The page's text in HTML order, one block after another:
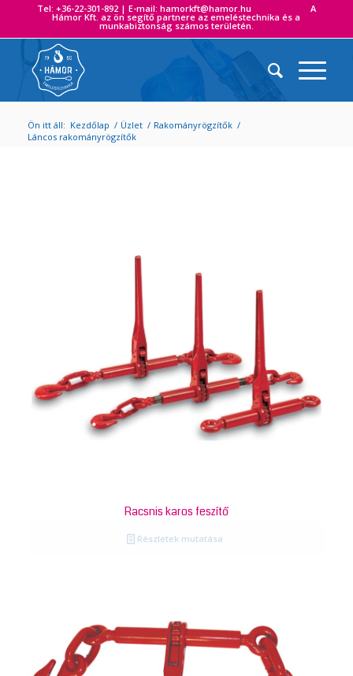
Tel: +36-22-301-892 | E-mail: hamorkft@hamor.hu A
Hámor Kft. az ön segítő partnere az emeléstechnika és a
munkabiztonság számos területén.
Ön itt áll: Kezdőlap / Üzlet / Rakományrögzítők /
Láncos rakományrögzítők
Racsnis karos feszítő
Részletek mutatása